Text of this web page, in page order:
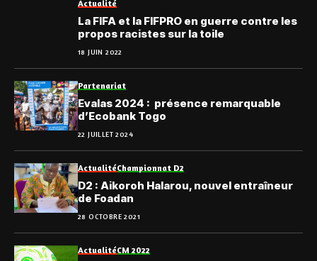
Actualité
La FIFA et la FIFPRO en guerre contre les
propos racistes sur la toile
18 JUIN 2022
Partenariat
Evalas 2024 : présence remarquable
d’Ecobank Togo
22 JUILLET 2024
ActualitéChampionnat D2
D2 : Aikoroh Halarou, nouvel entraîneur
de Foadan
28 OCTOBRE 2021
ActualitéCM 2022